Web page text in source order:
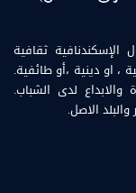
ثقافية
، او دينية ،أو طائفية.
لدى الشباب.
الاصل.